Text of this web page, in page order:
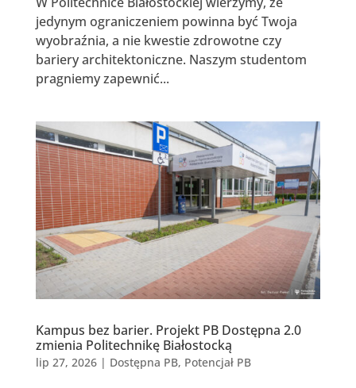
jedynym ograniczeniem powinna być Twoja
wyobraźnia, a nie kwestie zdrowotne czy
bariery architektoniczne. Naszym studentom
pragniemy zapewnić...
Kampus bez barier. Projekt PB Dostępna 2.0
zmienia Politechnikę Białostocką
lip 27, 2026| Dostępna PB, Potencjał PB